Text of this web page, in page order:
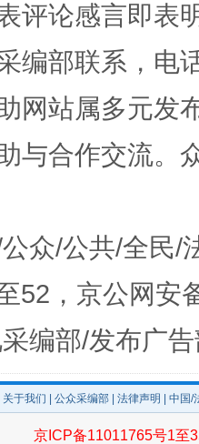
标问题” 法
评论感言即表
编部联系，电
网站属多元发
与合作交流。
众/公共/全民/
52，京公网安
编部/发布广
关于我们 公众采编部 法律声明 | 中国
京ICP备11011765号1至